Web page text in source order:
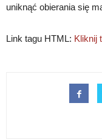
uniknąć obierania się
Link tagu HTML: Kliknij